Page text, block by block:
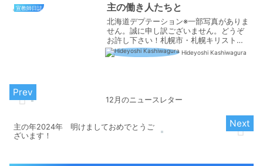
宣教師日誌 主の働き人たちと
北海道デプテーション※一部写真がありま
せん。誠に申し訳ございません。どうぞ
お許し下さい！札幌市・札幌キリスト福
音館・札幌国際キリスト教会・北海道聖
書学院・札幌南福音キリスト教会・札幌
Hideyoshi Kashiwagura
12月のニュースレター
主の年2024年 明けましておめでとうご
ざいます！